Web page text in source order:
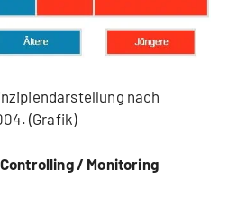
nach
(Grafik)
/ Monitoring